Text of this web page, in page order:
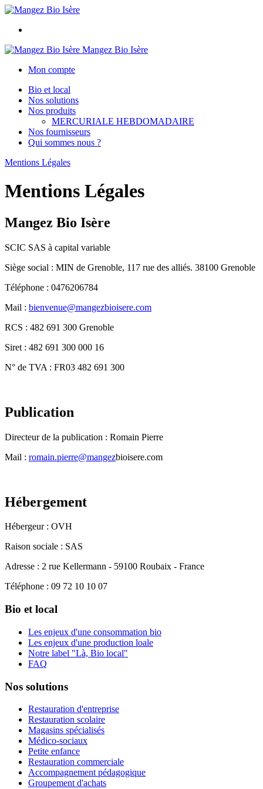
Mangez Bio Isère
Mon compte
Bio et local
Nos solutions
Nos produits
MERCURIALE HEBDOMADAIRE
Nos fournisseurs
Qui sommes nous ?
Mentions Légales
Mentions Légales
Mangez Bio Isère
SCIC SAS à capital variable
Siège social : MIN de Grenoble, 117 rue des alliés. 38100 Grenoble
Téléphone : 0476206784
Mail : bienvenue@mangezbioisere.com
RCS : 482 691 300 Grenoble
Siret : 482 691 300 000 16
N° de TVA : FR03 482 691 300
Publication
Directeur de la publication : Romain Pierre
Mail : romain.pierre@mangezbioisere.com
Hébergement
Hébergeur : OVH
Raison sociale : SAS
Adresse : 2 rue Kellermann - 59100 Roubaix - France
Téléphone : 09 72 10 10 07
Bio et local
Les enjeux d'une consommation bio
Les enjeux d'une production loale
Notre label "Là, Bio local"
FAQ
Nos solutions
Restauration d'entreprise
Restauration scolaire
Magasins spécialisés
Médico-sociaux
Petite enfance
Restauration commerciale
Accompagnement pédagogique
Groupement d'achats